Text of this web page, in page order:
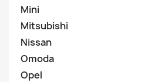
Mini
Mitsubishi
Nissan
Omoda
Opel